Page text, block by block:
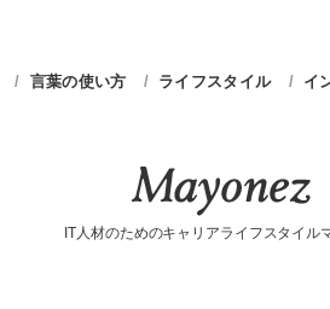
言葉の使い方 ライフスタイル イ
IT人材のためのキャリアライフスタイル